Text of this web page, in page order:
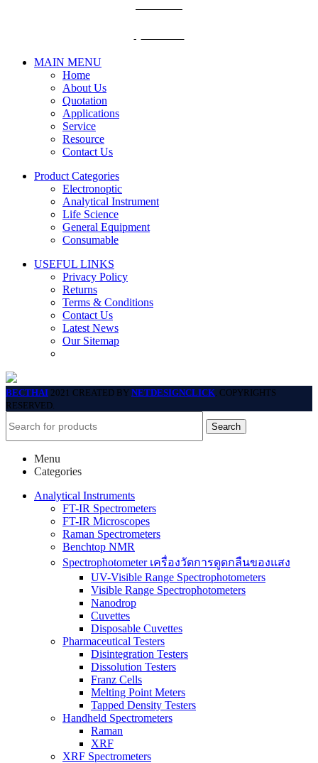
MAIN MENU
Home
About Us
Quotation
Applications
Service
Resource
Contact Us
Product Categories
Electronoptic
Analytical Instrument
Life Science
General Equipment
Consumable
USEFUL LINKS
Privacy Policy
Returns
Terms & Conditions
Contact Us
Latest News
Our Sitemap
BECTHAI 2021 CREATED BY NETDESIGNCLICK . COPYRIGHTS
RESERVED.
Search
Menu
Categories
Analytical Instruments
FT-IR Spectrometers
FT-IR Microscopes
Raman Spectrometers
Benchtop NMR
Spectrophotometer เครื่องวัดการดูดกลืนของแสง
UV-Visible Range Spectrophotometers
Visible Range Spectrophotometers
Nanodrop
Cuvettes
Disposable Cuvettes
Pharmaceutical Testers
Disintegration Testers
Dissolution Testers
Franz Cells
Melting Point Meters
Tapped Density Testers
Handheld Spectrometers
Raman
XRF
XRF Spectrometers